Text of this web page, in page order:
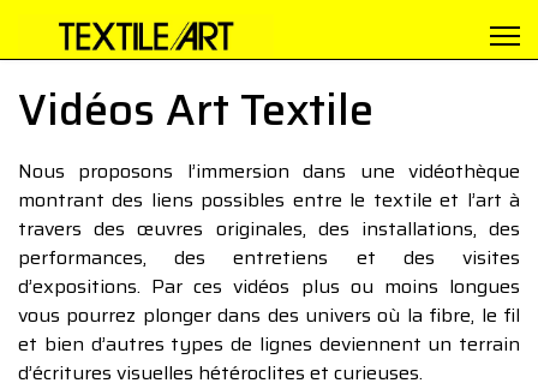
Vidéos Art Textile
Nous proposons l’immersion dans une vidéothèque
montrant des liens possibles entre le textile et l’art à
travers des œuvres originales, des installations, des
performances, des entretiens et des visites
d’expositions. Par ces vidéos plus ou moins longues
vous pourrez plonger dans des univers où la fibre, le fil
et bien d’autres types de lignes deviennent un terrain
d’écritures visuelles hétéroclites et curieuses.